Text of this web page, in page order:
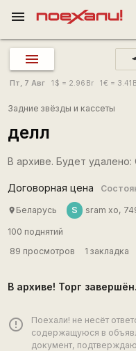
menu
Пт, 7 Авг 1 $ = 2.96 Br 1€ = 3.41
Задние звёзды и кассеты
делл
В архиве. Будет удалено:
Договорная цена
place Беларусь S sram xo,
100 поднятий
89 просмотров
1 закладка
В архиве! Торг завершён.
error_outline
Поехали! не несёт
содержащуюся в
документ,